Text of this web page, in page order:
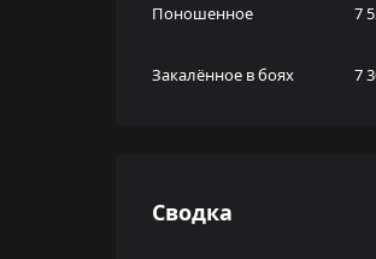
Поношенное
7
Закалённое в боях 7
Сводка